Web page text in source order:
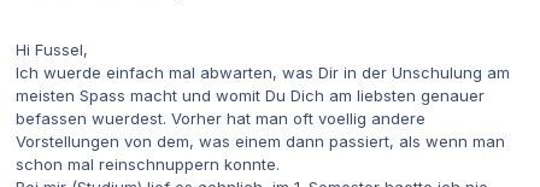
Hi Fussel,
Ich wuerde einfach mal abwarten, was Dir in der Unschulung am
meisten Spass macht und womit Du Dich am liebsten genauer
befassen wuerdest. Vorher hat man oft voellig andere
Vorstellungen von dem, was einem dann passiert, als wenn man
schon mal reinschnuppern konnte.